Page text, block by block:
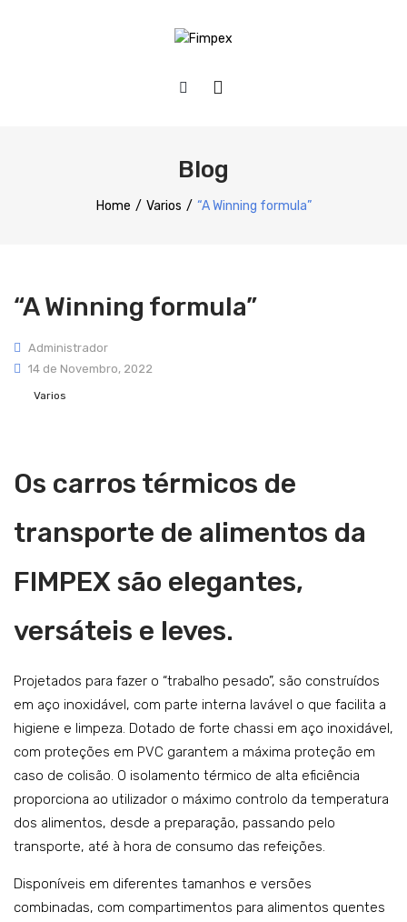
QUEM SOMOS
PRODUTOS
Confecção
Acessórios
SERVIÇOS
REFERÊNCIAS
BLOG
Blog
Home / Varios / “A Winning formula”
“A Winning formula”
Administrador
14 de Novembro, 2022
Varios
Os carros térmicos de
transporte de alimentos da
FIMPEX são elegantes,
versáteis e leves.
Projetados para fazer o “trabalho pesado”, são construídos
em aço inoxidável, com parte interna lavável o que facilita a
higiene e limpeza. Dotado de forte chassi em aço inoxidável,
com proteções em PVC garantem a máxima proteção em
caso de colisão. O isolamento térmico de alta eficiência
proporciona ao utilizador o máximo controlo da temperatura
dos alimentos, desde a preparação, passando pelo
transporte, até à hora de consumo das refeições.
Disponíveis em diferentes tamanhos e versões
combinadas, com compartimentos para alimentos quentes